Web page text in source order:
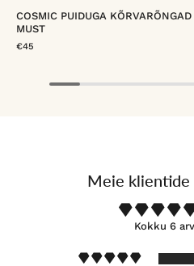
COSMIC PUIDUGA
MUST
€45
Meie klientide
Kokku 6